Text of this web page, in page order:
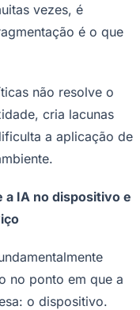
vezes, é
é o que
não resolve o
cria lacunas
a aplicação de
a IA no dispositivo e
no ponto em que a
o dispositivo.